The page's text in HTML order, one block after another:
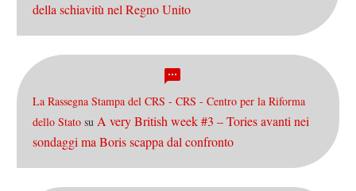
della schiavitù nel Regno Unito
La Rassegna Stampa del CRS - CRS - Centro per la Riforma
dello Stato su A very British week #3 – Tories avanti nei
sondaggi ma Boris scappa dal confronto